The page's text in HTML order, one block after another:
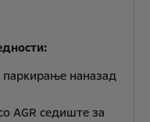
паркирање наназад
AGR седиште за